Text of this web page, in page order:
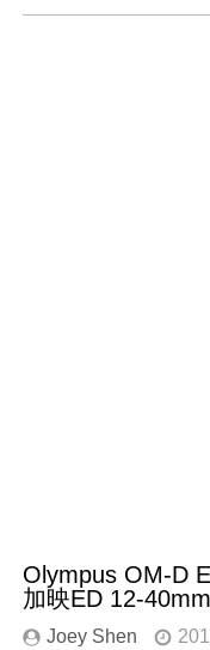
Olympus OM-D
加映ED 12-
Joey Shen